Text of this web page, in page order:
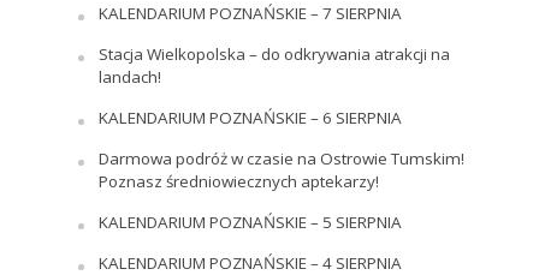
KALENDARIUM POZNAŃSKIE – 7 SIERPNIA
Stacja Wielkopolska – do odkrywania atrakcji na
landach!
KALENDARIUM POZNAŃSKIE – 6 SIERPNIA
Darmowa podróż w czasie na Ostrowie Tumskim!
Poznasz średniowiecznych aptekarzy!
KALENDARIUM POZNAŃSKIE – 5 SIERPNIA
KALENDARIUM POZNAŃSKIE – 4 SIERPNIA